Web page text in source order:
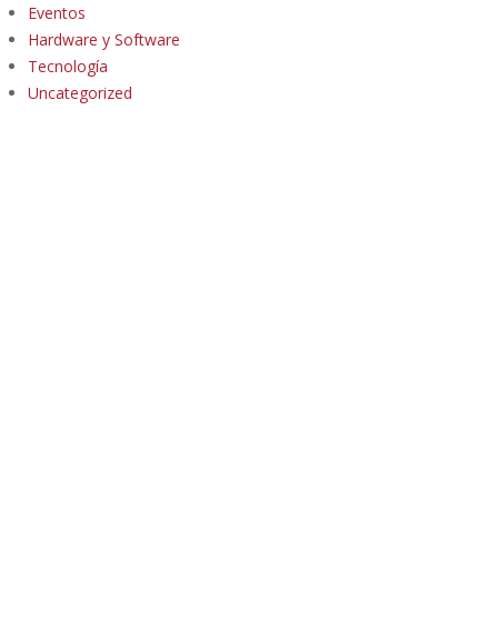
Eventos
Hardware y Software
Tecnología
Uncategorized